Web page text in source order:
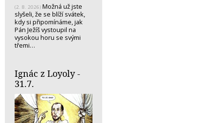
(2. 8. 2026) Možná už jste
slyšeli, že se blíží svátek,
kdy si připomínáme, jak
Pán Ježíš vystoupil na
vysokou horu se svými
třemi…
Ignác z Loyoly -
31.7.